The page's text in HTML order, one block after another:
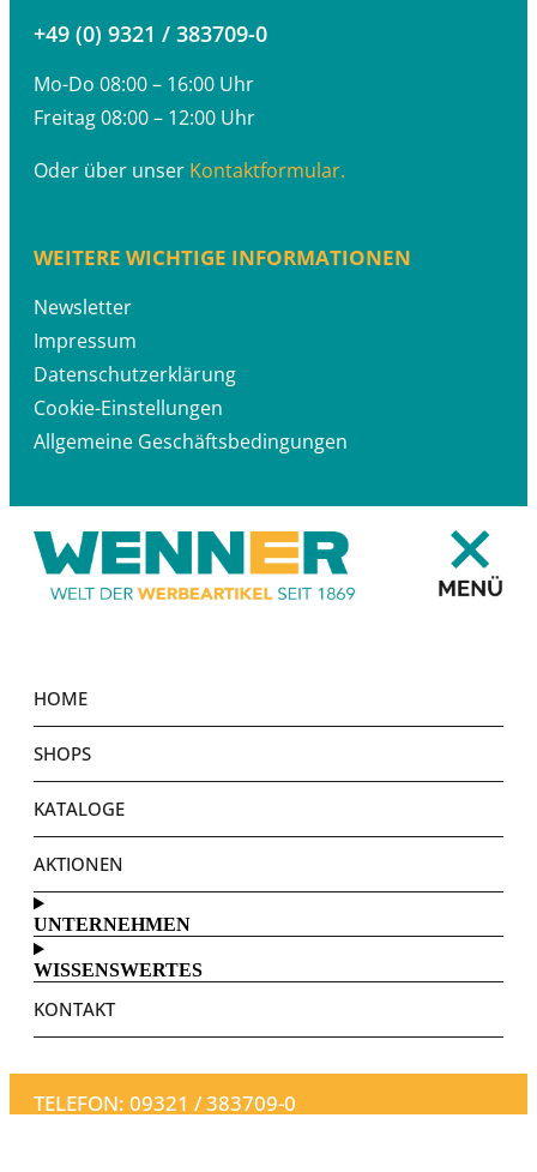
+49 (0) 9321 / 383709-0
Mo-Do 08:00 – 16:00 Uhr
Freitag 08:00 – 12:00 Uhr
Oder über unser Kontaktformular.
WEITERE WICHTIGE INFORMATIONEN
Newsletter
Impressum
Datenschutzerklärung
Cookie-Einstellungen
Allgemeine Geschäftsbedingungen
HOME
SHOPS
KATALOGE
AKTIONEN
UNTERNEHMEN
WISSENSWERTES
KONTAKT
TELEFON: 09321 / 383709-0